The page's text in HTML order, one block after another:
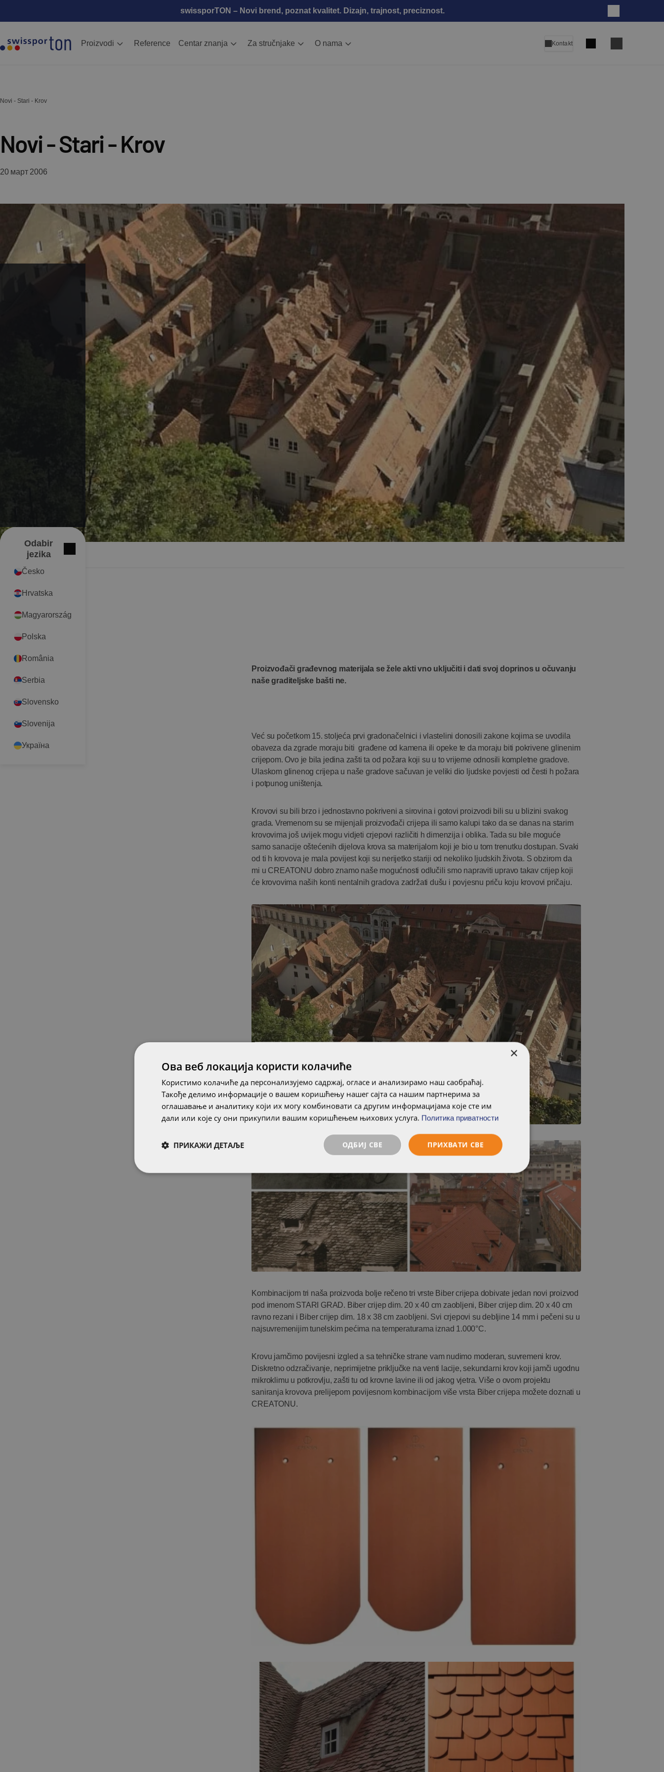
swissporTON – Novi brend, poznat kvalitet. Dizajn, trajnost, preciznost.
Proizvodi Reference Centar znanja Za stručnjake O nama Kontakt
Novi - Stari - Krov
Novi - Stari - Krov
20 март 2006
Proizvođači građevnog materijala se žele akti vno uključiti i dati svoj doprinos u očuvanju
naše graditeljske bašti ne.
Već su početkom 15. stoljeća prvi gradonačelnici i vlastelini donosili zakone kojima se uvodila
obaveza da zgrade moraju biti građene od kamena ili opeke te da moraju biti pokrivene glinenim
crijepom. Ovo je bila jedina zašti ta od požara koji su u to vrijeme odnosili kompletne gradove.
Ulaskom glinenog crijepa u naše gradove sačuvan je veliki dio ljudske povjesti od česti h požara
i potpunog uništenja.
Krovovi su bili brzo i jednostavno pokriveni a sirovina i gotovi proizvodi bili su u blizini svakog
grada. Vremenom su se mijenjali proizvođači crijepa ili samo kalupi tako da se danas na starim
krovovima još uvijek mogu vidjeti crjepovi različiti h dimenzija i oblika. Tada su bile moguće
samo sanacije oštećenih dijelova krova sa materijalom koji je bio u tom trenutku dostupan. Svaki
od ti h krovova je mala povijest koji su nerijetko stariji od nekoliko ljudskih života. S obzirom da
mi u CREATONU dobro znamo naše mogućnosti odlučili smo napraviti upravo takav crijep koji
će krovovima naših konti nentalnih gradova zadržati dušu i povjesnu priču koju krovovi pričaju.
Kombinacijom tri naša proizvoda bolje rečeno tri vrste Biber crijepa dobivate jedan novi proizvod
pod imenom STARI GRAD. Biber crijep dim. 20 x 40 cm zaobljeni, Biber crijep dim. 20 x 40 cm
ravno rezani i Biber crijep dim. 18 x 38 cm zaobljeni. Svi crjepovi su debljine 14 mm i pečeni su u
najsuvremenijim tunelskim pećima na temperaturama iznad 1.000°C.
Krovu jamčimo povijesni izgled a sa tehničke strane vam nudimo moderan, suvremeni krov.
Diskretno odzračivanje, neprimijetne priključke na venti lacije, sekundarni krov koji jamči ugodnu
mikroklimu u potkrovlju, zašti tu od krovne lavine ili od jakog vjetra. Više o ovom projektu
saniranja krovova prelijepom povijesnom kombinacijom više vrsta Biber crijepa možete doznati u
CREATONU.
Odabir
jezika
International
Česko
Hrvatska
Magyarország
Polska
România
Serbia
Slovensko
Slovenija
Україна
×
Ова веб локација користи колачиће
Користимо колачиће да персонализујемо садржај, огласе и анализирамо наш саобраћај.
Такође делимо информације о вашем коришћењу нашег сајта са нашим партнерима за
оглашавање и аналитику који их могу комбиновати са другим информацијама које сте им
дали или које су они прикупили вашим коришћењем њихових услуга. Политика приватности
ПРИХВАТИ СВЕ
ОДБИЈ СВЕ
ПРИКАЖИ ДЕТАЉЕ